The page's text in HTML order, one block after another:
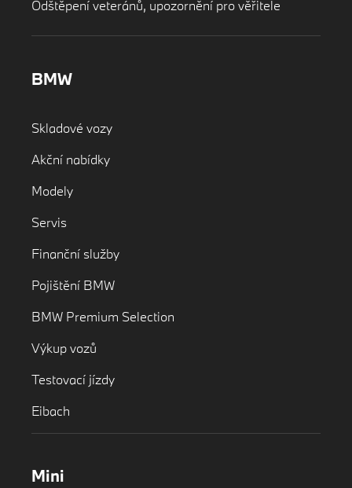
Odštěpení veteránů, upozornění pro věřitele
BMW
Skladové vozy
Akční nabídky
Modely
Servis
Finanční služby
Pojištění BMW
BMW Premium Selection
Výkup vozů
Testovací jízdy
Eibach
Mini